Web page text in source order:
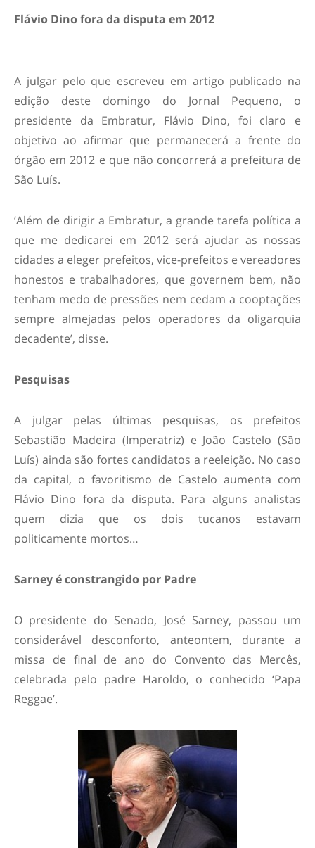
Flávio Dino fora da disputa em 2012
A julgar pelo que escreveu em artigo publicado na
edição deste domingo do Jornal Pequeno, o
presidente da Embratur, Flávio Dino, foi claro e
objetivo ao afirmar que permanecerá a frente do
órgão em 2012 e que não concorrerá a prefeitura de
São Luís.
‘Além de dirigir a Embratur, a grande tarefa política a
que me dedicarei em 2012 será ajudar as nossas
cidades a eleger prefeitos, vice-prefeitos e vereadores
honestos e trabalhadores, que governem bem, não
tenham medo de pressões nem cedam a cooptações
sempre almejadas pelos operadores da oligarquia
decadente’, disse.
Pesquisas
A julgar pelas últimas pesquisas, os prefeitos
Sebastião Madeira (Imperatriz) e João Castelo (São
Luís) ainda são fortes candidatos a reeleição. No caso
da capital, o favoritismo de Castelo aumenta com
Flávio Dino fora da disputa. Para alguns analistas
quem dizia que os dois tucanos estavam
politicamente mortos…
Sarney é constrangido por Padre
O presidente do Senado, José Sarney, passou um
considerável desconforto, anteontem, durante a
missa de final de ano do Convento das Mercês,
celebrada pelo padre Haroldo, o conhecido ‘Papa
Reggae’.